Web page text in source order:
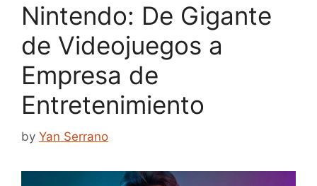
Nintendo: De Gigante
de Videojuegos a
Empresa de
Entretenimiento
by Yan Serrano